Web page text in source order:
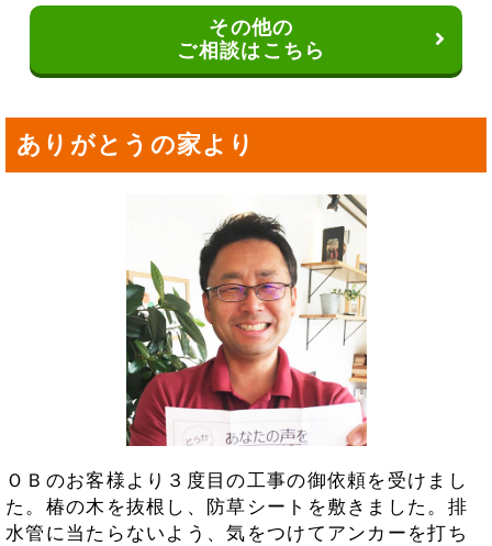
その他の
ご相談はこちら
ありがとうの家より
ＯＢのお客様より３度目の工事の御依頼を受けまし
た。椿の木を抜根し、防草シートを敷きました。排
水管に当たらないよう、気をつけてアンカーを打ち